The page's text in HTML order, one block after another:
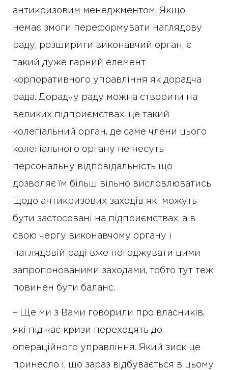
антикризовим менеджментом. Якщо
немає змоги переформувати наглядову
раду, розширити виконавчий орган, є
такий дуже гарний елемент
корпоративного управління як дорадча
рада. Дорадчу раду можна створити на
великих підприємствах, це такий
колегіальний орган, де саме члени цього
колегіального органу не несуть
персональну відповідальність що
дозволяє їм більш вільно висловлюватись
щодо антикризових заходів які можуть
бути застосовані на підприємствах, а в
свою чергу виконавчому органу і
наглядовій раді вже погоджувати цими
запропонованими заходами, тобто тут теж
повинен бути баланс.
– Ще ми з Вами говорили про власників,
які під час кризи переходять до
операційного управління. Який зиск це
принесло і, що зараз відбувається в цьому